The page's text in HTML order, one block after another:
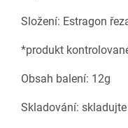
Složení: Estragon
*produkt
Obsah balení: 12g
Skladování: